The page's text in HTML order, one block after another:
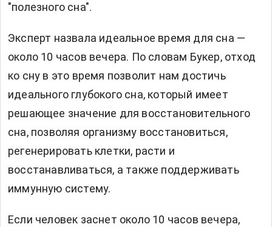
"полезного сна".
Эксперт назвала идеальное время для сна —
около 10 часов вечера. По словам Букер, отход
ко сну в это время позволит нам достичь
идеального глубокого сна, который имеет
решающее значение для восстановительного
сна, позволяя организму восстановиться,
регенерировать клетки, расти и
восстанавливаться, а также поддерживать
иммунную систему.
Если человек заснет около 10 часов вечера,